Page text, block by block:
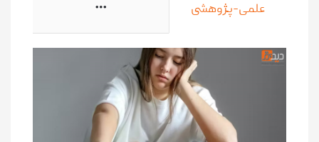
علمی-پژوهشی